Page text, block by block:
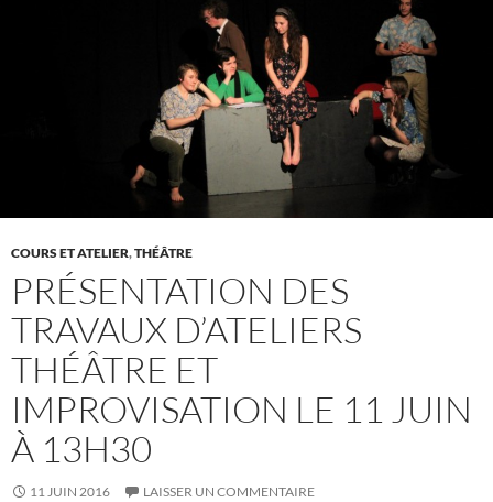
COURS ET ATELIER,THÉÂTRE
PRÉSENTATION DES
TRAVAUX D’ATELIERS
THÉÂTRE ET
IMPROVISATION LE 11 JUIN
À 13H30
11 JUIN 2016 LAISSER UN COMMENTAIRE